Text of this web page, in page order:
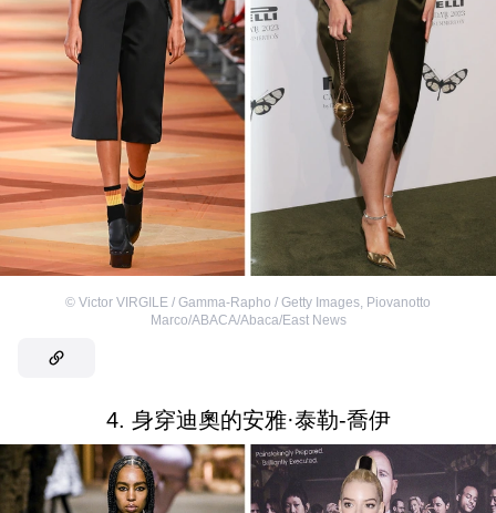
© Victor VIRGILE / Gamma-Rapho / Getty Images, Piovanotto
Marco/ABACA/Abaca/East News
4. 身穿迪奧的安雅·泰勒-喬伊